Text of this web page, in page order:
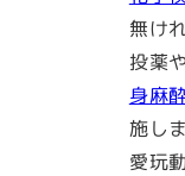
無け
投薬
身麻
施し
愛玩